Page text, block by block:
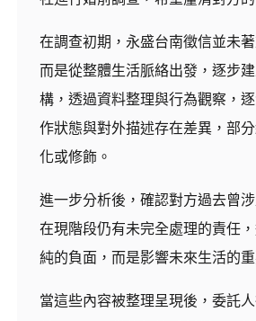
在調查初期，永盛台南徵信並未
而是從整體生活脈絡出發，逐步
構，透過資料整理與行為觀察，
作狀態與對外描述存在差異，部
化或修飾。
進一步分析後，確認對方過去曾
在現階段仍有未完全處理的責任
純的負面，而是影響未來生活的重
當這些內容被整理呈現後，委託